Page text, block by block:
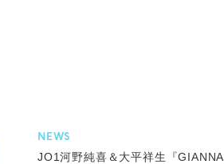
NEWS
JO1河野純喜＆大平祥生『GIANNA